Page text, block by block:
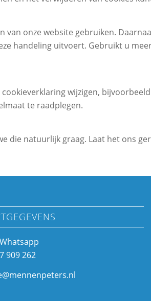
onze website gebruiken.
handeling uitvoert. Gebruikt u
wijzigen,
te raadplegen.
die natuurlijk graag. Laat het ons
909 262